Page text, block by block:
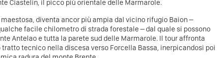
Ciastelin, il picco più orientale delle Marmarole.
maestosa, diventa ancor più ampia dal vicino rifugio Baion –
facile chilometro di strada forestale – dal quale si possono
Antelao e tutta la parete sud delle Marmarole. Il tour affronta
tecnico nella discesa verso Forcella Bassa, inerpicandosi poi